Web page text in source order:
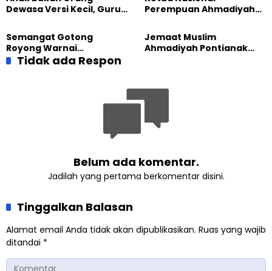
Dewasa Versi Kecil, Guru
Pendidikan BERLIAN
Perempuan Ahmadiyah
Besar Universitas
Terbuka
Semangat Gotong
Royong Warnai
Pembangunan Kembali
Jemaat Muslim
Ahmadiyah Pontianak
Tidak ada Respon
Belum ada komentar.
Jadilah yang pertama berkomentar disini.
Tinggalkan Balasan
Alamat email Anda tidak akan dipublikasikan. Ruas yang wajib
ditandai *